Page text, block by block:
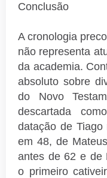
Conclusão
A cronologia
não representa
da academia.
absoluto sobre
do Novo
descartada
datação de
em 48, de
antes de 62 e de
o primeiro